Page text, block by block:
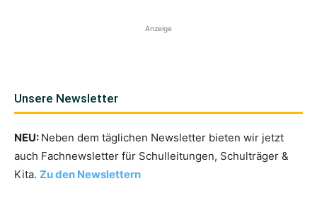
Anzeige
Unsere Newsletter
NEU: Neben dem täglichen Newsletter bieten wir jetzt
auch Fachnewsletter für Schulleitungen, Schulträger &
Kita. Zu den Newslettern